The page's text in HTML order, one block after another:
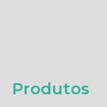
Produtos​